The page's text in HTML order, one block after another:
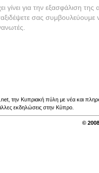
για την εξασφάλιση της
σας συμβουλεύουμε
την Κυπριακή πύλη με νέα και
εκδηλώσεις στην Κύπρο.
©